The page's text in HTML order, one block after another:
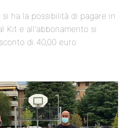
ha la possibilità di pagare in
Kit e all'abbonamento si
di 40,00 euro